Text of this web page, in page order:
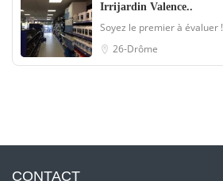
Irrijardin Valence..
Soyez le premier à évaluer !
26-Drôme
CONTACT